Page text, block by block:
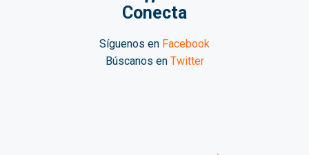
Conecta
Síguenos en Facebook
Búscanos en Twitter